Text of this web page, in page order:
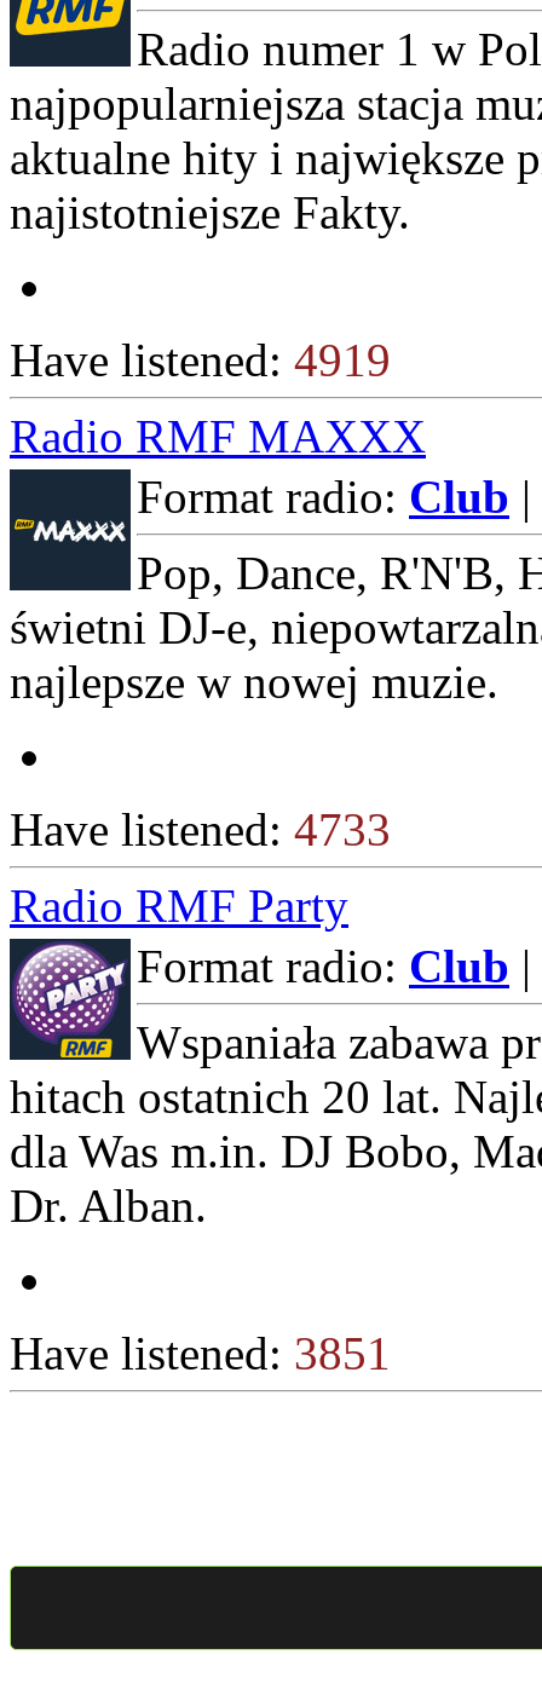
Radio numer 1 w
najpopularniejsza stacja
aktualne hity i największe
najistotniejsze Fakty.
Have listened: 4919
Radio RMF MAXXX
Format radio: Club
Pop, Dance, R'N'B,
świetni DJ-e,
najlepsze w nowej muzie.
Have listened: 4733
Radio RMF Party
Format radio: Club
Wspaniała zabawa
hitach ostatnich 20 lat.
dla Was m.in. DJ Bobo,
Dr. Alban.
Have listened: 3851